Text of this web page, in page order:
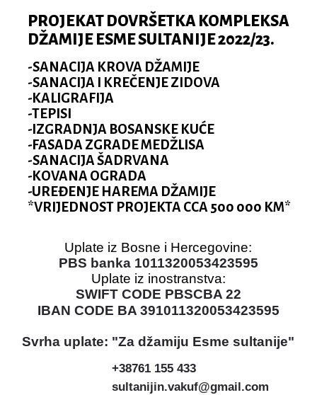
Uplate iz Bosne i Hercegovine:
PBS banka 1011320053423595
Uplate iz inostranstva:
SWIFT CODE PBSCBA 22
IBAN CODE BA 391011320053423595
Svrha uplate: "Za džamiju Esme sultanije"
-SANACIJA KROVA DŽAMIJE
-SANACIJA I KREČENJE ZIDOVA
-KALIGRAFIJA
-TEPISI
-IZGRADNJA BOSANSKE KUĆE
-FASADA ZGRADE MEDŽLISA
-SANACIJA ŠADRVANA
-KOVANA OGRADA
-UREĐENJE HAREMA DŽAMIJE
*VRIJEDNOST PROJEKTA CCA 500 000 KM*
PROJEKAT DOVRŠETKA KOMPLEKSA
DŽAMIJE ESME SULTANIJE 2022/23.
sultanijin.vakuf@gmail.com
+38761 155 433